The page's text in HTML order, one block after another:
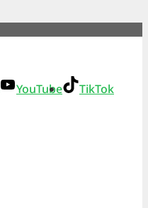
YouTube TikTok